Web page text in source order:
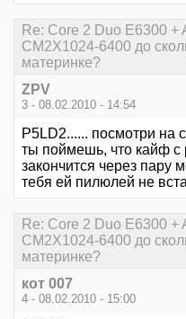
Re: Core 2 Duo E6300 +
CM2X1024-6400 до
материнке?
ZPV
3 - 08.02.2010 - 14:54
P5LD2...... посмотри на
ты поймешь, что кайф с
закончится через пару
тебя ей пилюлей не
Re: Core 2 Duo E6300 +
CM2X1024-6400 до
материнке?
кот 007
4 - 08.02.2010 - 15:00